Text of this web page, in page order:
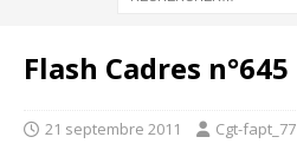
Flash Cadres n°645
21 septembre 2011 Cgt-fapt_77